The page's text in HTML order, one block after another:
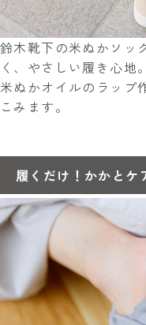
鈴木靴下の米ぬかソッ
く、やさしい履き心地
米ぬかオイルのラップ
こみます。
履くだけ！かかとケ